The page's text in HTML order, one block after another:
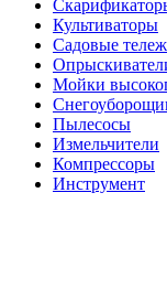
Культиваторы
Садовые
Мойки
Пылесосы
Измельчители
Компрессоры
Инструмент